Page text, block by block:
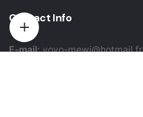
Contact Info
E-mail:yovo-mewi@hotmail.fr